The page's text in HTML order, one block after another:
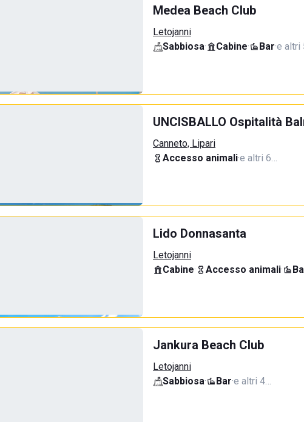
Medea Beach Club
Letojanni
Sabbiosa· Cabine· Bar·e altri
UNCISBALLO Ospitalità
Canneto, Lipari
Accesso animali·e altri 6…
Lido Donnasanta
Letojanni
Cabine· Accesso animali·
Jankura Beach Club
Letojanni
Sabbiosa· Bar·e altri 4…